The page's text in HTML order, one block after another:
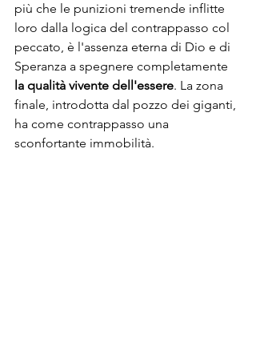
più che le punizioni tremende inflitte
loro dalla logica del contrappasso col
peccato, è l'assenza eterna di Dio e di
Speranza a spegnere completamente
la qualità vivente dell'essere. La zona
finale, introdotta dal pozzo dei giganti,
ha come contrappasso una
sconfortante immobilità.